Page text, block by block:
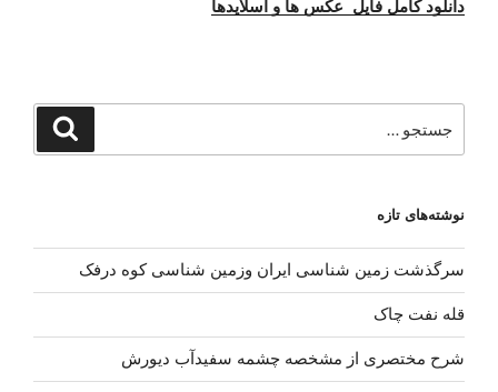
دانلود کامل فایل عکس ها و اسلایدها
برای
جستجو
نوشته‌های تازه
سرگذشت زمین شناسی ایران وزمین شناسی کوه درفک
قله نفت چاک
شرح مختصری از مشخصه چشمه سفیدآب دیورش